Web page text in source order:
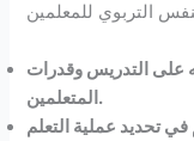
على التدريس وقدرات
المتعلمين.